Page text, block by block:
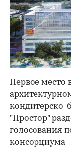
Первое место
кондитерско-
"Простор"
голосования
консорциума -